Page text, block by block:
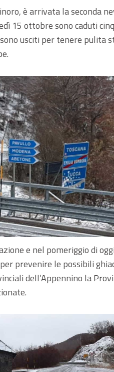
è arrivata la seconda
15 ottobre sono caduti
usciti per tenere pulita
e nel pomeriggio di
prevenire le possibili
dell’Appennino la